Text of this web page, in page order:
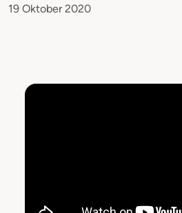
19 Oktober 2020